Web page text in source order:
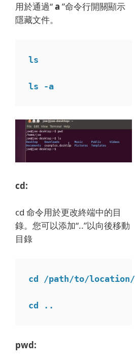
用於通過“a ”命令行開關顯示
隱藏文件。
ls
ls -a
cd:
cd 命令用於更改終端中的目
錄。 您可以添加“..”以向後移動
目錄
cd /path/to/location/
cd ..
pwd: